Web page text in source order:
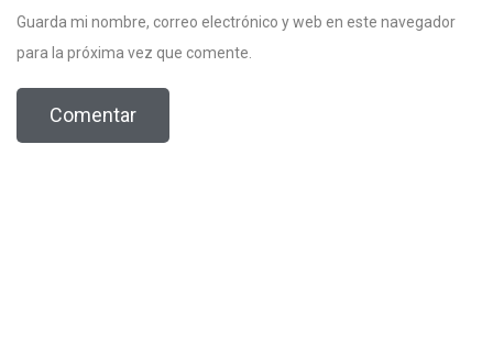
Guarda mi nombre, correo electrónico y web en este navegador
para la próxima vez que comente.